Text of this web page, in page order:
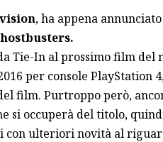
, ha appena
Tie-In al prossimo film del
per console PlayStation
film. Purtroppo però,
si occuperà del titolo,
con ulteriori novità al